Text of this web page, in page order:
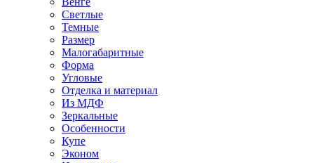
Светлые
Темные
Размер
Малогабаритные
Форма
Угловые
Отделка и материал
Из МДФ
Зеркальные
Особенности
Купе
Эконом